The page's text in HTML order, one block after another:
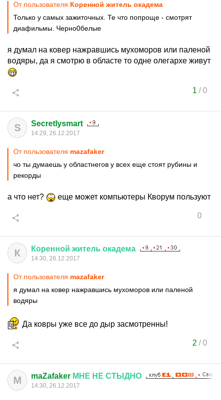
От пользователя Коренной житель окадема
Только у самых зажиточных. Те что попроще - смотрят
диафильмы. Черно0белые
я думал на ковер нажравшись мухоморов или паленой
водяры, да я смотрю в областе то одне олегархе живут
1 /0
S Secretlysmart
14:29, 26.12.2017
От пользователя mazafaker
чо ты думаешь у областнегов у всех еще стоят рубины и
рекорды
а что нет? еще может компьютеры Кворум пользуют
0
К Коренной житель окадема
14:30, 26.12.2017
От пользователя mazafaker
я думал на ковер нажравшись мухоморов или паленой
водяры
Да ковры уже все до дыр засмотренны!
2 /0
M maZafaker МНЕ НЕ СТЫДНО
14:30, 26.12.2017